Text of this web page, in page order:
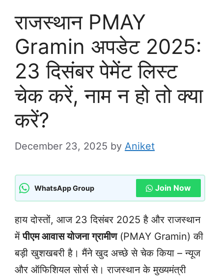
राजस्थान PMAY
Gramin अपडेट 2025:
23 दिसंबर पेमेंट लिस्ट
चेक करें, नाम न हो तो क्या
करें?
December 23, 2025 by Aniket
WhatsApp Group Join Now
हाय दोस्तों, आज 23 दिसंबर 2025 है और राजस्थान
मेंपीएम आवास योजना ग्रामीण(PMAY Gramin) की
बड़ी खुशखबरी है। मैंने खुद अच्छे से चेक किया – न्यूज
और ऑफिशियल सोर्स से। राजस्थान के मुख्यमंत्री